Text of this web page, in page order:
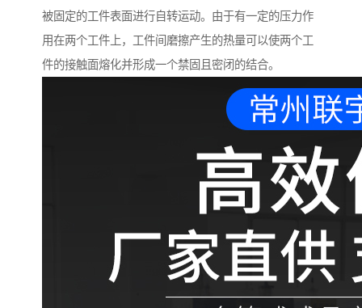
被固定的工件表面进行自转运动。由于有一定的压力作
用在两个工件上，工件间磨擦产生的热量可以使两个工
件的接触面熔化并形成一个禁固且密闭的结合。